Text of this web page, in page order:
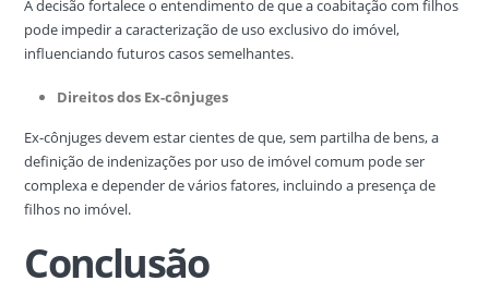
A decisão fortalece o entendimento de que a coabitação com filhos
pode impedir a caracterização de uso exclusivo do imóvel,
influenciando futuros casos semelhantes.
Direitos dos Ex-cônjuges
Ex-cônjuges devem estar cientes de que, sem partilha de bens, a
definição de indenizações por uso de imóvel comum pode ser
complexa e depender de vários fatores, incluindo a presença de
filhos no imóvel.
Conclusão